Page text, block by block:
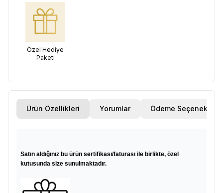
Özel Hediye
Paketi
Ürün Özellikleri Yorumlar Ödeme Seçenekleri
Satın aldığınız bu ürün sertifikası/faturası ile birlikte, özel
kutusunda size sunulmaktadır.